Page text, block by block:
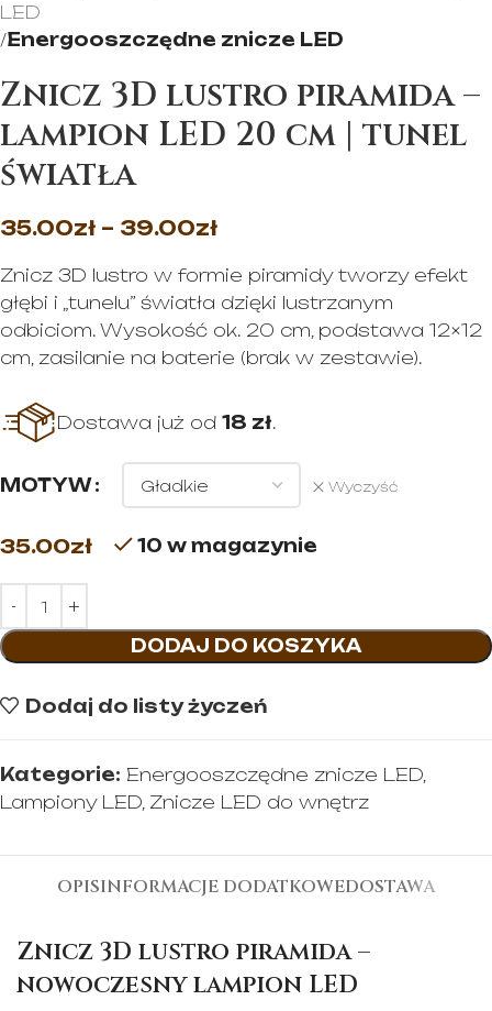
LED
Energooszczędne znicze LED
Znicz 3D lustro piramida –
lampion LED 20 cm | tunel
światła
35.00zł – 39.00zł
Znicz 3D lustro w formie piramidy tworzy efekt
głębi i „tunelu” światła dzięki lustrzanym
odbiciom. Wysokość ok. 20 cm, podstawa 12×12
cm, zasilanie na baterie (brak w zestawie).
Dostawa już od 18 zł.
MOTYW Wyczyść
35.00zł 10 w magazynie
DODAJ DO KOSZYKA
Dodaj do listy życzeń
Kategorie: Energooszczędne znicze LED
Lampiony LED Znicze LED do wnętrz
OPISINFORMACJE DODATKOWEDOSTAWA
Znicz 3D lustro piramida –
nowoczesny lampion LED